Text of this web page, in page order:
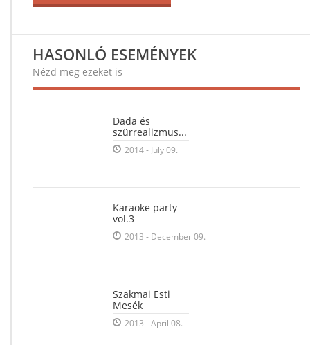
HASONLÓ ESEMÉNYEK
Nézd meg ezeket is
Dada és
szürrealizmus...
2014 - July 09.
Karaoke party
vol.3
2013 - December 09.
Szakmai Esti
Mesék
2013 - April 08.